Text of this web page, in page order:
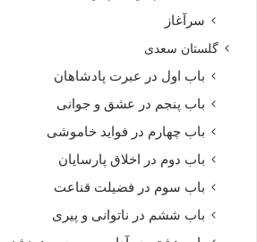
سرآغاز
گلستان سعدی
باب اول در عبرت پادشاهان
باب پنجم در عشق و جوانى
باب چهارم در فواید خاموشى
باب دوم در اخلاق پارسایان
باب سوم در فضیلت قناعت
باب ششم در ناتوانى و پیرى